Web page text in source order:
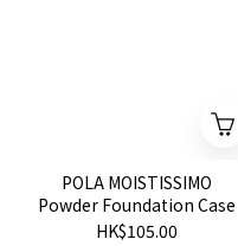
POLA MOISTISSIMO
Powder Foundation Case
HK$105.00